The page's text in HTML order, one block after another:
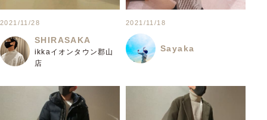
2021/11/28
SHIRASAKA
ikkaイオンタウン郡山
店
2021/11/18
Sayaka